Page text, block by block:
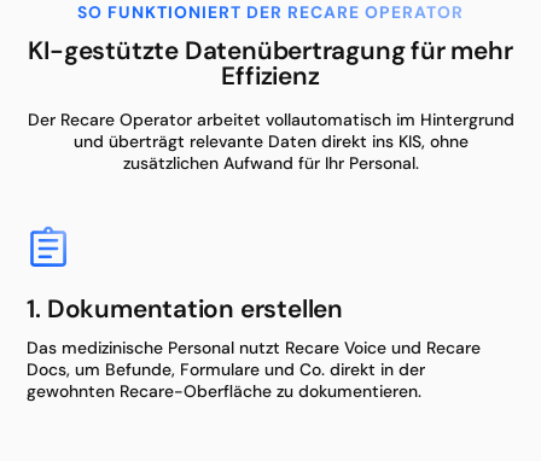
SO FUNKTIONIERT DER RECARE OPERATOR
KI-gestützte Datenübertragung für mehr
Effizienz
Der Recare Operator arbeitet vollautomatisch im Hintergrund
und überträgt relevante Daten direkt ins KIS, ohne
zusätzlichen Aufwand für Ihr Personal.
1. Dokumentation erstellen
Das medizinische Personal nutzt Recare Voice und Recare
Docs, um Befunde, Formulare und Co. direkt in der
gewohnten Recare-Oberfläche zu dokumentieren.